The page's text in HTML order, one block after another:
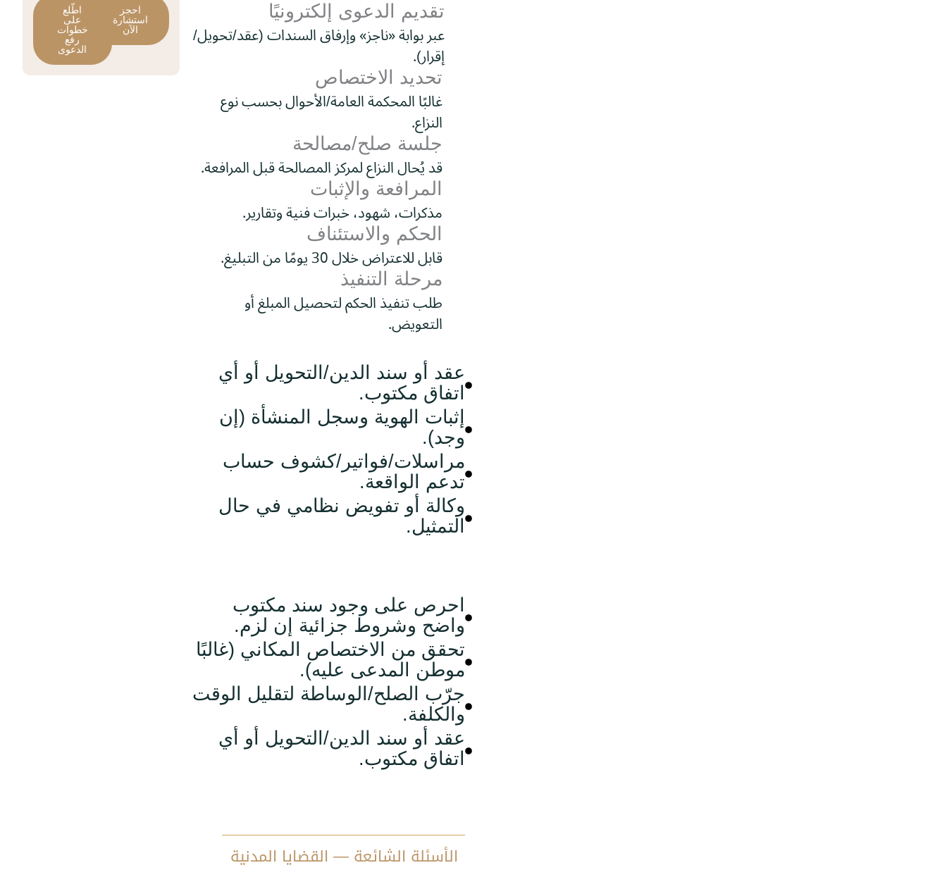
تقديم الدعوى إلكترونيًا
عبر بوابة «ناجز» وإرفاق السندات (عقد/تحويل/
إقرار).
تحديد الاختصاص
غالبًا المحكمة العامة/الأحوال بحسب نوع
النزاع.
جلسة صلح/مصالحة
قد يُحال النزاع لمركز المصالحة قبل المرافعة.
المرافعة والإثبات
مذكرات، شهود، خبرات فنية وتقارير.
الحكم والاستئناف
قابل للاعتراض خلال 30 يومًا من التبليغ.
مرحلة التنفيذ
طلب تنفيذ الحكم لتحصيل المبلغ أو
التعويض.
عقد أو سند الدين/التحويل أو أي
اتفاق مكتوب.
إثبات الهوية وسجل المنشأة (إن
وجد).
مراسلات/فواتير/كشوف حساب
تدعم الواقعة.
وكالة أو تفويض نظامي في حال
التمثيل.
احرص على وجود سند مكتوب
واضح وشروط جزائية إن لزم.
تحقق من الاختصاص المكاني (غالبًا
موطن المدعى عليه).
جرّب الصلح/الوساطة لتقليل الوقت
والكلفة.
عقد أو سند الدين/التحويل أو أي
اتفاق مكتوب.
الأسئلة الشائعة — القضايا المدنية
اطّلع
على
خطوات
رفع
الدعوى
احجز
استشارة
الآن